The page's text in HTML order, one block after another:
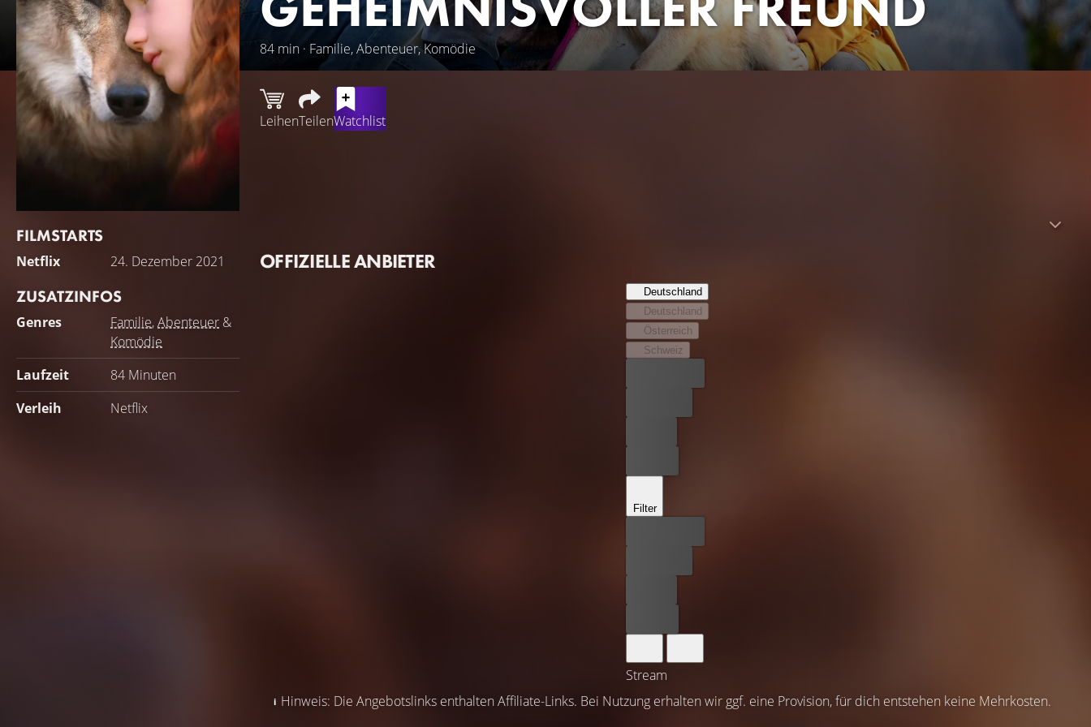
84 min · Familie, Abenteuer, Komödie
FILMSTARTS
Netflix 24. Dezember 2021
ZUSATZINFOS
Genres Familie,Abenteuer &
Komödie
Laufzeit
84 Minuten
Verleih
Netflix
LeihenTeilenWatchlist
Wolf handelt... Trotz der Warnungen und der Gefahr, die von dieser Situation ausgeht, kann er sich nicht dazu durchringen, seine Tochter von
OFFIZIELLE ANBIETER
Deutschland
Deutschland
Österreich
Schweiz
Filter
Stream
Hinweis: Die Angebotslinks enthalten Affiliate-Links. Bei Nutzung erhalten wir ggf. eine Provision, für dich entstehen keine Mehrkosten.